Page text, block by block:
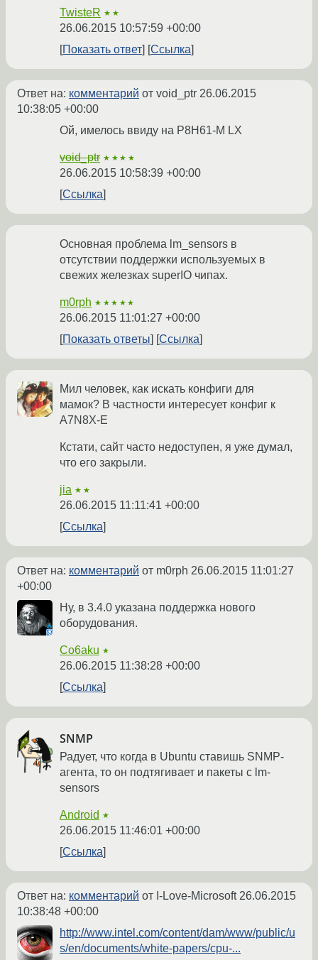
TwisteR ★★
26.06.2015 10:57:59 +00:00
Показать ответ
Ссылка
Ответ на: комментарий от void_ptr 26.06.2015
10:38:05 +00:00
Ой, имелось ввиду на P8H61-M LX
void_ptr ★★★★
26.06.2015 10:58:39 +00:00
Ссылка
Основная проблема lm_sensors в
отсутствии поддержки используемых в
свежих железках superIO чипах.
m0rph ★★★★★
26.06.2015 11:01:27 +00:00
Показать ответы
Ссылка
Мил человек, как искать конфиги для
мамок? В частности интересует конфиг к
A7N8X-E
Кстати, сайт часто недоступен, я уже думал,
что его закрыли.
jia ★★
26.06.2015 11:11:41 +00:00
Ссылка
Ответ на: комментарий от m0rph 26.06.2015 11:01:27
+00:00
Ну, в 3.4.0 указана поддержка нового
оборудования.
Co6aku ★
26.06.2015 11:38:28 +00:00
Ссылка
SNMP
Радует, что когда в Ubuntu ставишь SNMP-
агента, то он подтягивает и пакеты с lm-
sensors
Android ★
26.06.2015 11:46:01 +00:00
Ссылка
Ответ на: комментарий от I-Love-Microsoft 26.06.2015
10:38:48 +00:00
http://www.intel.com/content/dam/www/public/u
s/en/documents/white-papers/cpu-...